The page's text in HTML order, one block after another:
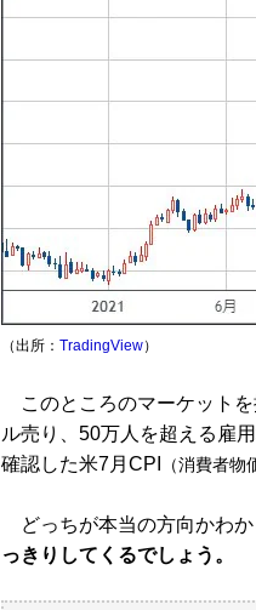
（出所： TradingView）
このところのマーケットを
ル売り、50万人を超える雇
確認した米7月CPI
（消費者物
どっちが本当の方向かわか
っきりしてくるでしょう。